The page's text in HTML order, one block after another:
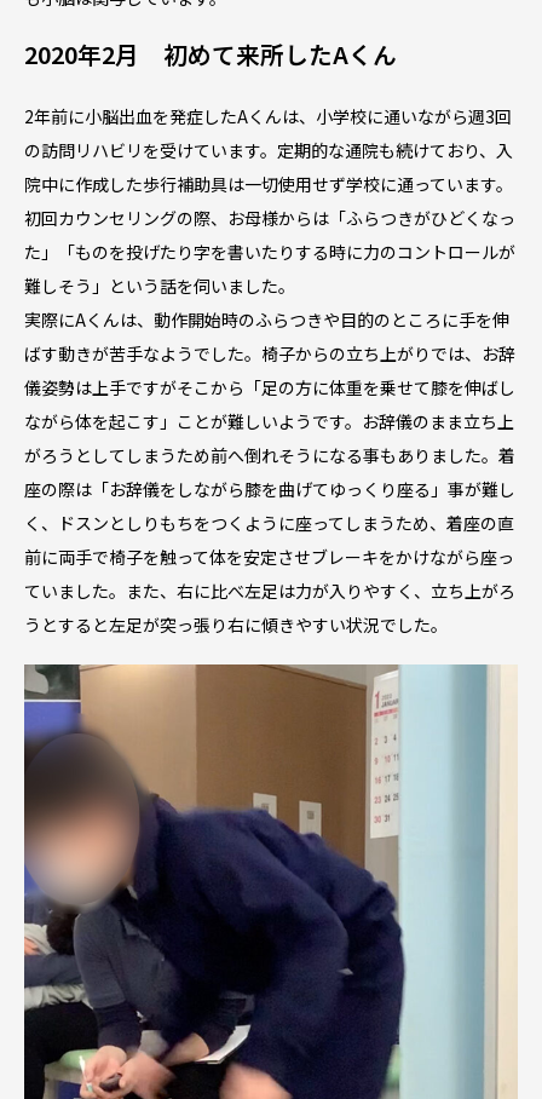
2020年2月 初めて来所したAくん
2年前に小脳出血を発症したAくんは、小学校に通いながら週3回
の訪問リハビリを受けています。定期的な通院も続けており、入
院中に作成した歩行補助具は一切使用せず学校に通っています。
初回カウンセリングの際、お母様からは「ふらつきがひどくなっ
た」「ものを投げたり字を書いたりする時に力のコントロールが
難しそう」という話を伺いました。
実際にAくんは、動作開始時のふらつきや目的のところに手を伸
ばす動きが苦手なようでした。椅子からの立ち上がりでは、お辞
儀姿勢は上手ですがそこから「足の方に体重を乗せて膝を伸ばし
ながら体を起こす」ことが難しいようです。お辞儀のまま立ち上
がろうとしてしまうため前へ倒れそうになる事もありました。着
座の際は「お辞儀をしながら膝を曲げてゆっくり座る」事が難し
く、ドスンとしりもちをつくように座ってしまうため、着座の直
前に両手で椅子を触って体を安定させブレーキをかけながら座っ
ていました。また、右に比べ左足は力が入りやすく、立ち上がろ
うとすると左足が突っ張り右に傾きやすい状況でした。